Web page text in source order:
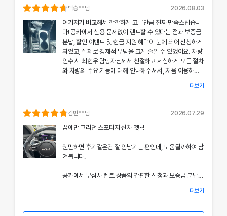
분들도 부담 없이 서비스를 체험할 수 있었어요.
공카의 본부 직거래 시스템으로 중간 마진 없이 합리적인
렌트료를 제공받았고, 즉시 출고되는 신차 덕분에 긴급 상
황에서도 차질 없이 차량을 이용할 수 있었던 점이 특히 인
상 깊었어요.
쏘나타의 세련된 디자인과 최신 편의 기능, 그리고 안전 장
치에 대한 세심한 관리가 직접 눈으로 확인되면서 전체적인
다시 이용하고 싶은 강력한 동기가 되었어요.
돋보여 제게 잊지 못할 기억으로 남았으며, 이 만족스러운
백승**님 2026.08.03
여기저기 비교해서 깐깐하게 고른만큼 진짜 만족스럽습니
다! 공카에서 신용 문제없이 렌트할 수 있다는 점과 보증금
분납, 할인 이벤트 및 현금 지원 혜택이 눈에 띄어 신청하게
되었고, 실제로 경제적 부담을 크게 줄일 수 있었어요. 차량
인수 시 최현우 담당자님께서 친절하고 세심하게 모든 절차
와 차량의 주요 기능에 대해 안내해주셔서, 처음 이용하는
공카의 본부 직거래 시스템 덕분에 렌트료가 매우 합리적으
로 책정되었고, 필요할 때마다 즉시 출고되는 신차 시스템
은 제 일정에 맞춰 안정적으로 차량을 이용할 수 있도록 도
와주었어요.
쏘나타의 우아한 디자인과 최신 편의 기능, 그리고 안전장
치에 대한 상세한 설명은 제 기대 이상이었으며, 전 과정에
어요.
도 공카를 우선적으로 이용하게 만들 정도로 만족스러웠으
더보기
김민**님 2026.07.29
꿈에만 그리던 스포티지 신차 겟~!
웬만하면 후기같은건 잘 안남기는 편인데, 도움될까하여 남
겨봅니다.
공카에서 무심사 렌트 상품의 간편한 신청과 보증금 분납,
차량 인수 시 이준호 담당자님께서 따뜻하면서도 세심하게
더보기
'(주)공카'는 (이하 '회사'는) 고객님의 개인정보를 중요시하며, "정보
통신망 이용촉진 및 정보보호"에 관한 법률을 준수하고 있습니다.
회사는 개인정보처리방침을 통하여 고객님께서 제공하시는 개인정보
가 어떠한 용도와 방식으로 이용되고 있으며, 개인정보보호를 위해 어
떠한 조치가 취해지고 있는지 알려드립니다.
회사는 개인정보처리방침을 개정하는 경우 웹사이트 공지사항(또는